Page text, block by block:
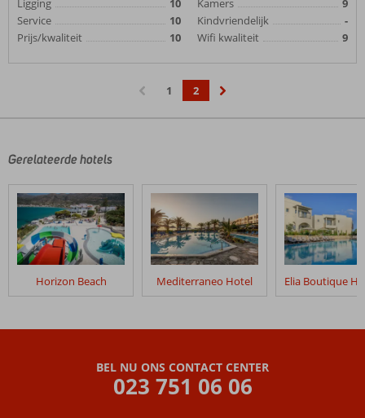
Ligging
10
Service
10
Prijs/kwaliteit
10
Kamers
9
Kindvriendelijk
-
Wifi kwaliteit
9
1
2
Gerelateerde hotels
Horizon Beach Mediterraneo Hotel
BEL NU ONS CONTACT CENTER
023 751 06 06